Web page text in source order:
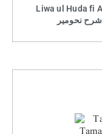
Liwa ul Huda fi
شرح نحومیر